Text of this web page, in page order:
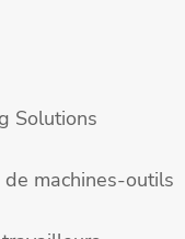
Solutions
machines-outils